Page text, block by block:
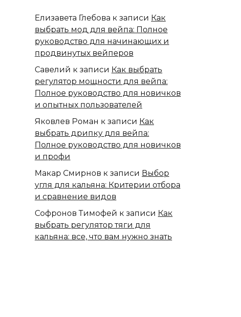
Елизавета Глебова к записи Как
выбрать мод для вейпа: Полное
руководство для начинающих и
продвинутых вейперов
Савелий к записи Как выбрать
регулятор мощности для вейпа:
Полное руководство для новичков
и опытных пользователей
Яковлев Роман к записи Как
выбрать дрипку для вейпа:
Полное руководство для новичков
и профи
Макар Смирнов к записи Выбор
угля для кальяна: Критерии отбора
и сравнение видов
Софронов Тимофей к записи Как
выбрать регулятор тяги для
кальяна: все, что вам нужно знать